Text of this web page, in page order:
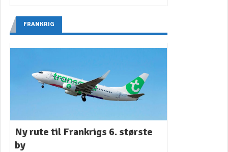
FRANKRIG
Ny rute til Frankrigs 6. største
by